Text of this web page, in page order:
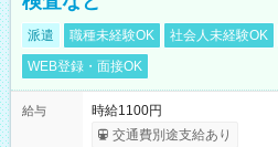
派遣 職種未経験OK 社会人未経験OK
WEB登録・面接OK
給与
時給1100円
交通費別途支給あり